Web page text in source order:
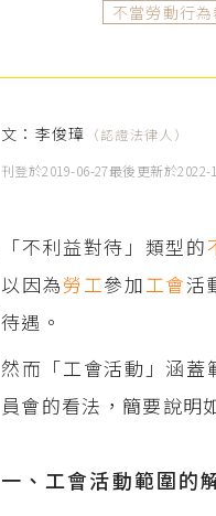
不當勞動行
文： 李俊璋 （認證法律人）
刊登於2019-06-27最後更新於2022-
「不利益對待」類型的
以因為勞工參加工會活
待遇。
然而「工會活動」涵
員會的看法，簡要說明
一、工會活動範圍的